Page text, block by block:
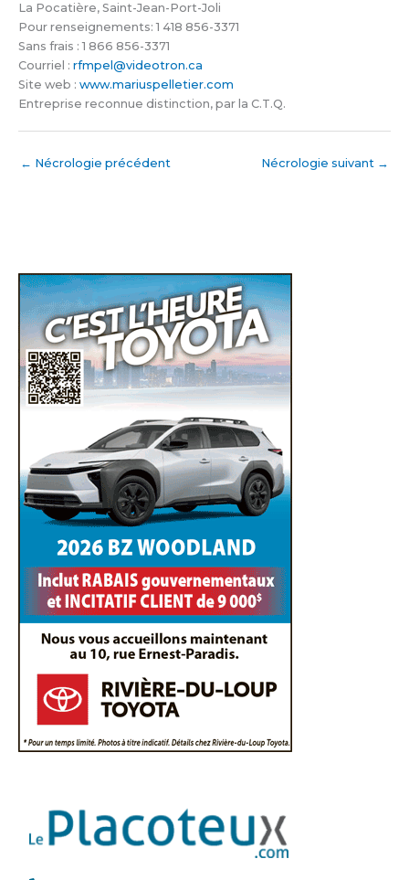
La Pocatière, Saint-Jean-Port-Joli
Pour renseignements: 1 418 856-3371
Sans frais : 1 866 856-3371
Courriel : rfmpel@videotron.ca
Site web : www.mariuspelletier.com
Entreprise reconnue distinction, par la C.T.Q.
← Nécrologie précédent Nécrologie suivant →